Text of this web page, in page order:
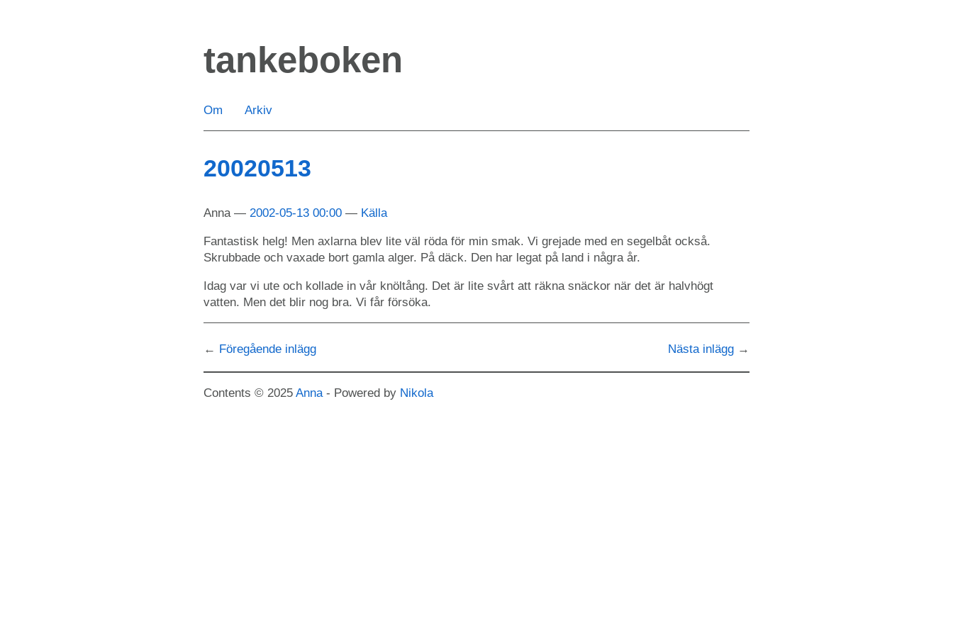
tankeboken
Om Arkiv
20020513
Anna 2002-05-13 00:00 Källa
Fantastisk helg! Men axlarna blev lite väl röda för min smak. Vi grejade med en segelbåt också.
Skrubbade och vaxade bort gamla alger. På däck. Den har legat på land i några år.
Idag var vi ute och kollade in vår knöltång. Det är lite svårt att räkna snäckor när det är halvhögt
vatten. Men det blir nog bra. Vi får försöka.
Föregående inlägg Nästa inlägg
Contents © 2025 Anna - Powered by Nikola